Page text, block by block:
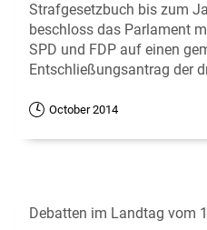
Strafgesetzbuch bis zum
beschloss das Parlament
SPD und FDP auf einen
Entschließungsantrag der
October 2014
Debatten im Landtag vom